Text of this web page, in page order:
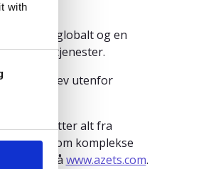
with
kontorer globalt og en
i Herlev utenfor
Azets støtter alt fra
om komplekse
mer på www.azets.com.